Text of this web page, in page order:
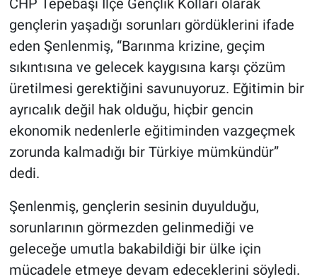
gençlerin yaşadığı sorunları gördüklerini ifade
eden Şenlenmiş, “Barınma krizine, geçim
sıkıntısına ve gelecek kaygısına karşı çözüm
üretilmesi gerektiğini savunuyoruz. Eğitimin bir
ayrıcalık değil hak olduğu, hiçbir gencin
ekonomik nedenlerle eğitiminden vazgeçmek
zorunda kalmadığı bir Türkiye mümkündür”
dedi.
Şenlenmiş, gençlerin sesinin duyulduğu,
sorunlarının görmezden gelinmediği ve
geleceğe umutla bakabildiği bir ülke için
mücadele etmeye devam edeceklerini söyledi.